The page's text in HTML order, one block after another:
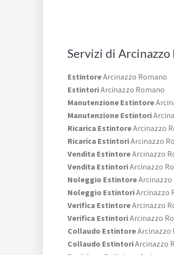
Servizi di Arcinazzo
EstintoreArcinazzo Romano
EstintoriArcinazzo Romano
Manutenzione Estintore
Manutenzione Estintori
Ricarica EstintoreArcinazzo
Ricarica EstintoriArcinazzo
Vendita EstintoreArcinazzo
Vendita EstintoriArcinazzo
Noleggio EstintoreArcinazzo
Noleggio EstintoriArcinazzo
Verifica EstintoreArcinazzo
Verifica EstintoriArcinazzo
Collaudo EstintoreArcinazzo
Collaudo EstintoriArcinazzo